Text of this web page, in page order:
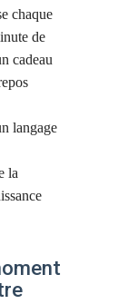
chaque
de
cadeau
langage
la